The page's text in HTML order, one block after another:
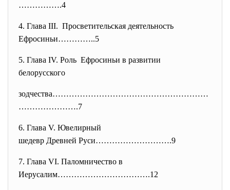
…………….4
4. Глава ІІІ. Просветительская деятельность
Ефросиньи…………..5
5. Глава ІV. Роль Ефросиньи в развитии
белорусского
зодчества…………………………………………………
………………….7
6. Глава V. Ювелирный
шедевр Древней Руси……………………….9
7. Глава VІ. Паломничество в
Иерусалим…………………………….12